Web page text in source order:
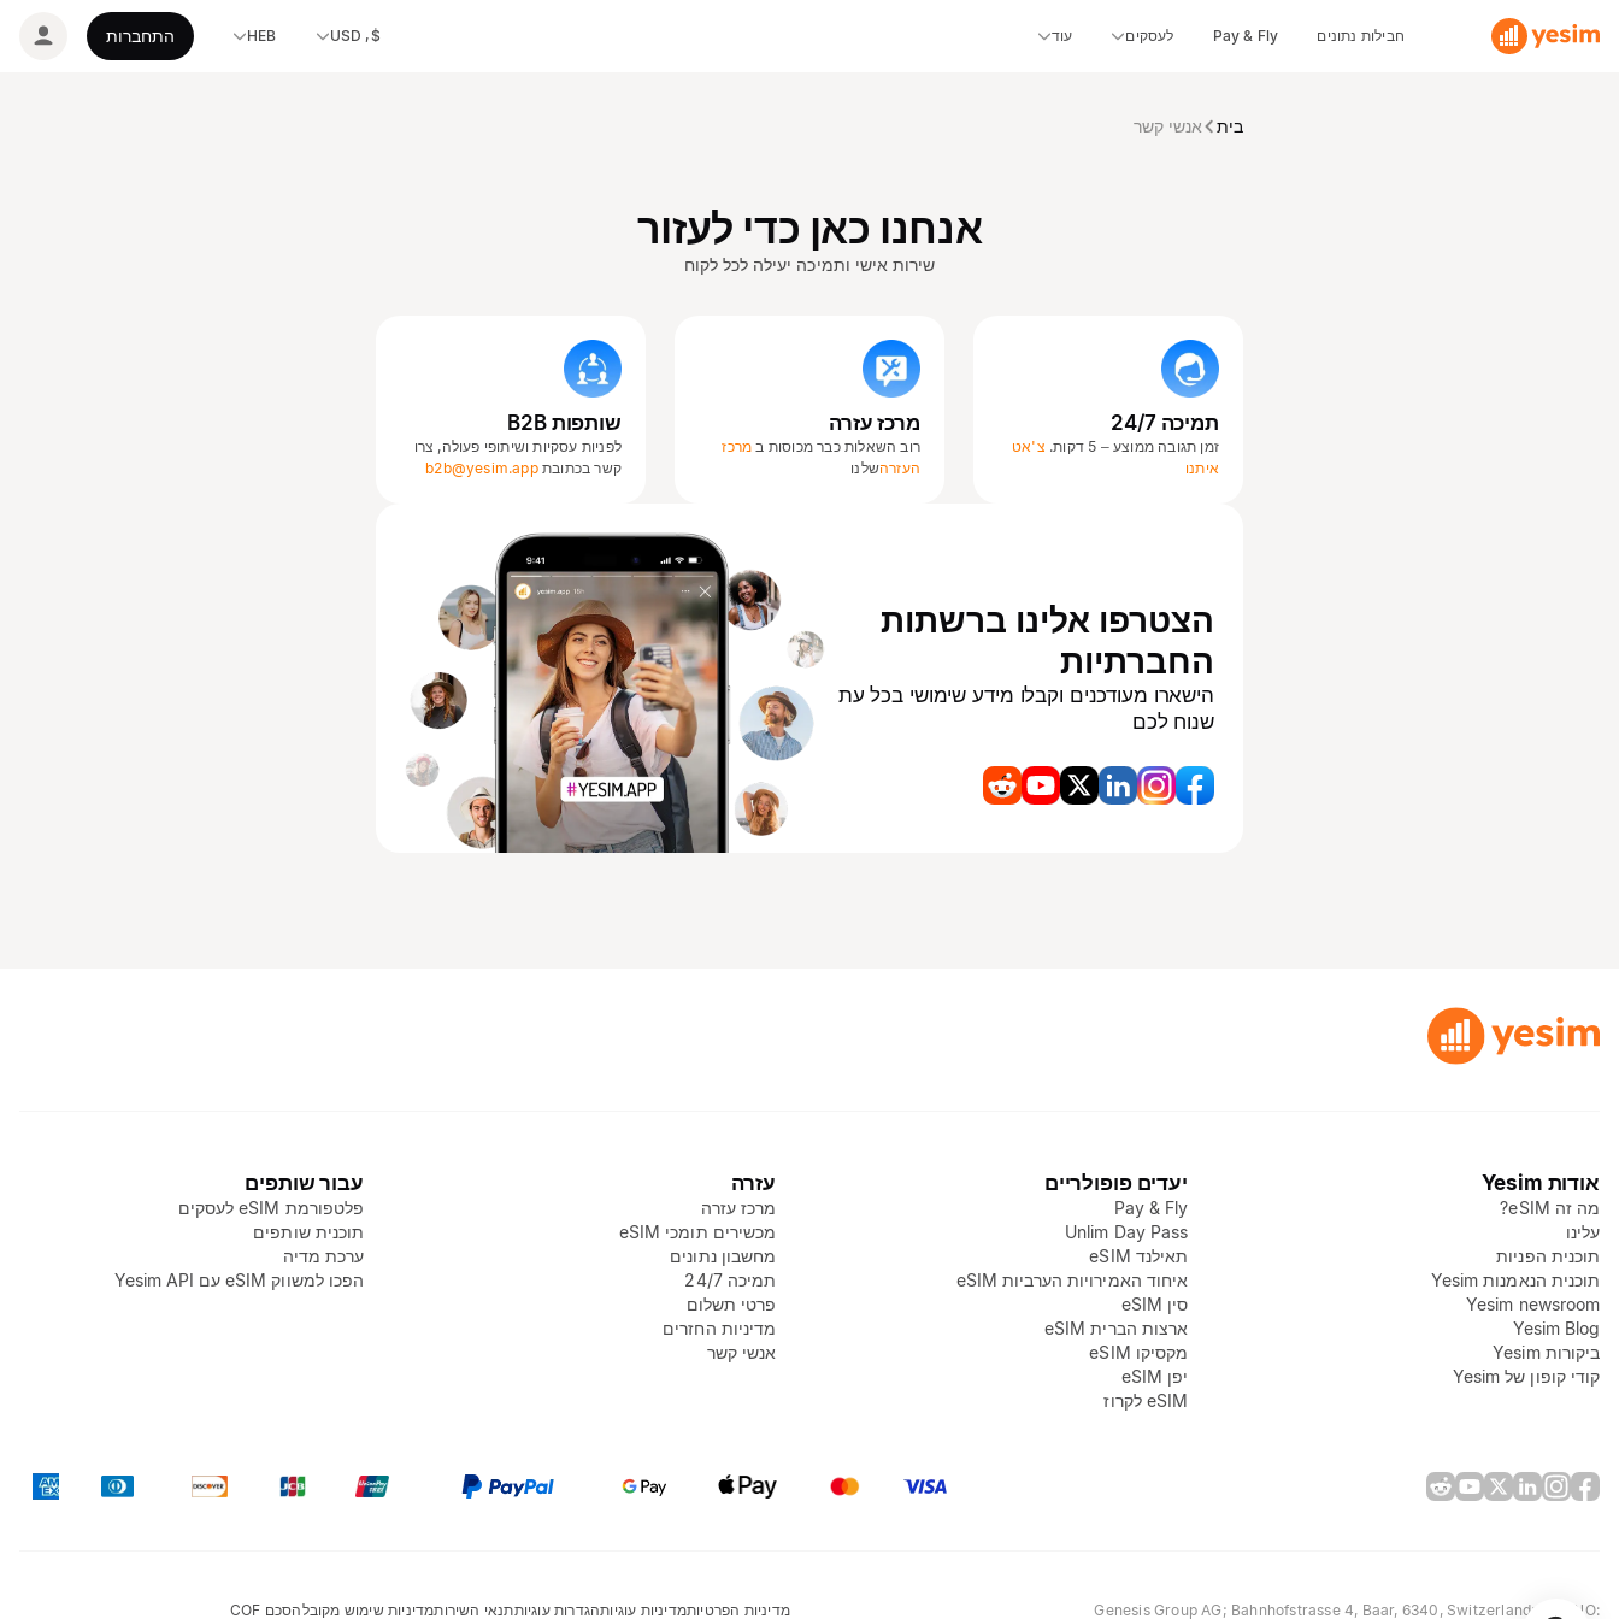
חבילות נתונים Pay & Fly לעסקים עוד $, USD
HEB התחברות
בית אנשי קשר
אנחנו כאן כדי לעזור
שירות אישי ותמיכה יעילה לכל לקוח
תמיכה 24/7
זמן תגובה ממוצע – 5 דקות.
צ'אט
איתנו
מרכז עזרה
רוב השאלות כבר מכוסות ב מרכז
העזרהשלנו
שותפות B2B
לפניות עסקיות ושיתופי פעולה, צרו
קשר בכתובתb2b@yesim.app
הצטרפו אלינו ברשתות
החברתיות
הישארו מעודכנים וקבלו מידע שימושי בכל עת
שנוח לכם
אודות Yesim יעדים פופולריים עזרה עבור שותפים
מה זה eSIM?
עלינו
תוכנית הפניות
תוכנית הנאמנות Yesim
Yesim newsroom
Yesim Blog
ביקורות Yesim
קודי קופון של Yesim
Pay & Fly
Unlim Day Pass
תאילנד eSIM
איחוד האמירויות הערביות eSIM
סין eSIM
ארצות הברית eSIM
מקסיקו eSIM
יפן eSIM
eSIM לקרוז
מרכז עזרה
מכשירים תומכי eSIM
מחשבון נתונים
תמיכה 24/7
פרטי תשלום
מדיניות החזרים
אנשי קשר
פלטפורמת eSIM לעסקים
תוכנית שותפים
ערכת מדיה
הפכו למשווק eSIM עם Yesim API
Genesis Group AG ; Bahnhofstrasse 4, Baar, 6340, Switzerland; REG NO: מדיניות הפרטיותמדיניות עוגיותהגדרות עוגיותתנאי השירותמדיניות שימוש מקובלהסכם COF